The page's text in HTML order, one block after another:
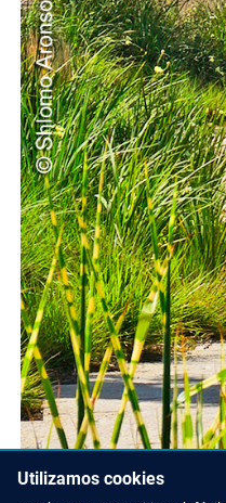
Utilizamos cookies